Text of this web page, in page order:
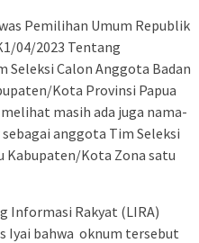
Pemilihan Umum Republik
04/2023 Tentang
Seleksi Calon Anggota Badan
Kota Provinsi Papua
masih ada juga nama-
anggota Tim Seleksi
Kabupaten/Kota Zona satu
Informasi Rakyat (LIRA)
Iyai bahwa oknum tersebut